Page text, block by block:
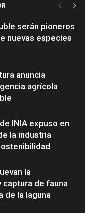
serán pioneros
nuevas especies
anuncia
agrícola
INIA expuso en
la industria
la
captura de fauna
de la laguna